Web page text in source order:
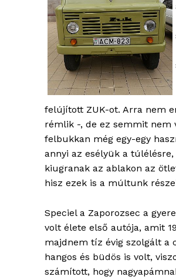
felújított ZUK-ot. Arra nem
rémlik -, de ez semmit nem
felbukkan még egy-egy
annyi az esélyük a
kiugranak az ablakon az
hisz ezek is a múltunk
Speciel a Zaporozsec a
volt élete első autója, amit
majdnem tíz évig szolgált a
hangos és büdös is volt,
számított, hogy